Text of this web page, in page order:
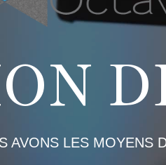
AVONS LES MOYENS